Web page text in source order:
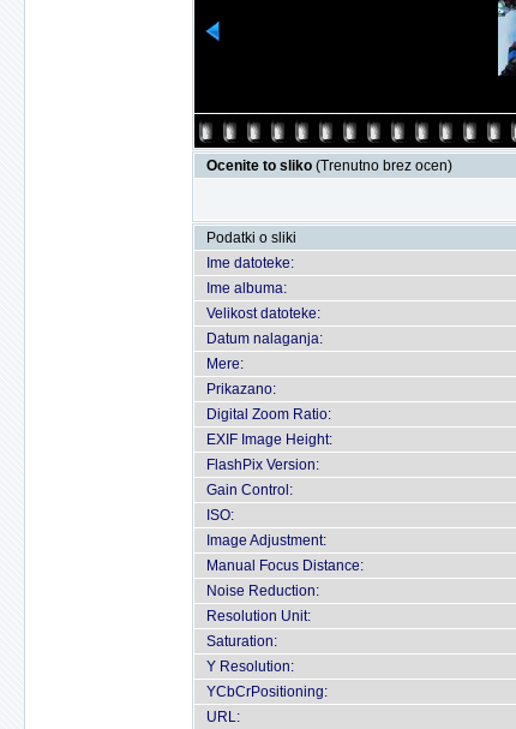
Ocenite to sliko (Trenutno brez ocen)
Podatki o sliki
Ime datoteke:
Ime albuma:
Velikost datoteke:
Datum nalaganja:
Mere:
Prikazano:
Digital Zoom Ratio:
EXIF Image Height:
FlashPix Version:
Gain Control:
ISO:
Image Adjustment:
Manual Focus Distance:
Noise Reduction:
Resolution Unit:
Saturation:
Y Resolution:
YCbCrPositioning:
URL: